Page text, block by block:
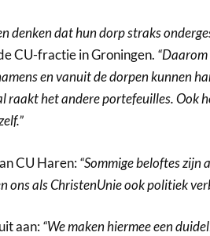
denken dat hun dorp straks
CU-fractie in Groningen.
en vanuit de dorpen kunnen
raakt het andere portefeuilles. Ook
CU Haren:“Sommige beloftes zijn
ons als ChristenUnie ook politiek
aan:“We maken hiermee een